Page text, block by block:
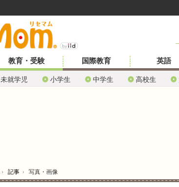
教育・受験
未就学児 小学生 中学生 高校生
国際教育 英語
› 記事 › 写真・画像